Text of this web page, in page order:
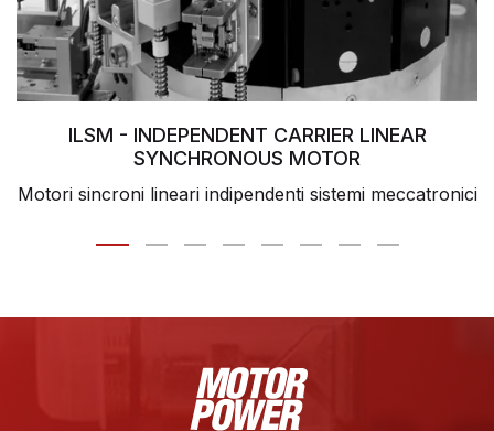
ILSM - INDEPENDENT CARRIER LINEAR
SYNCHRONOUS MOTOR
Motori sincroni lineari indipendenti sistemi meccatronici